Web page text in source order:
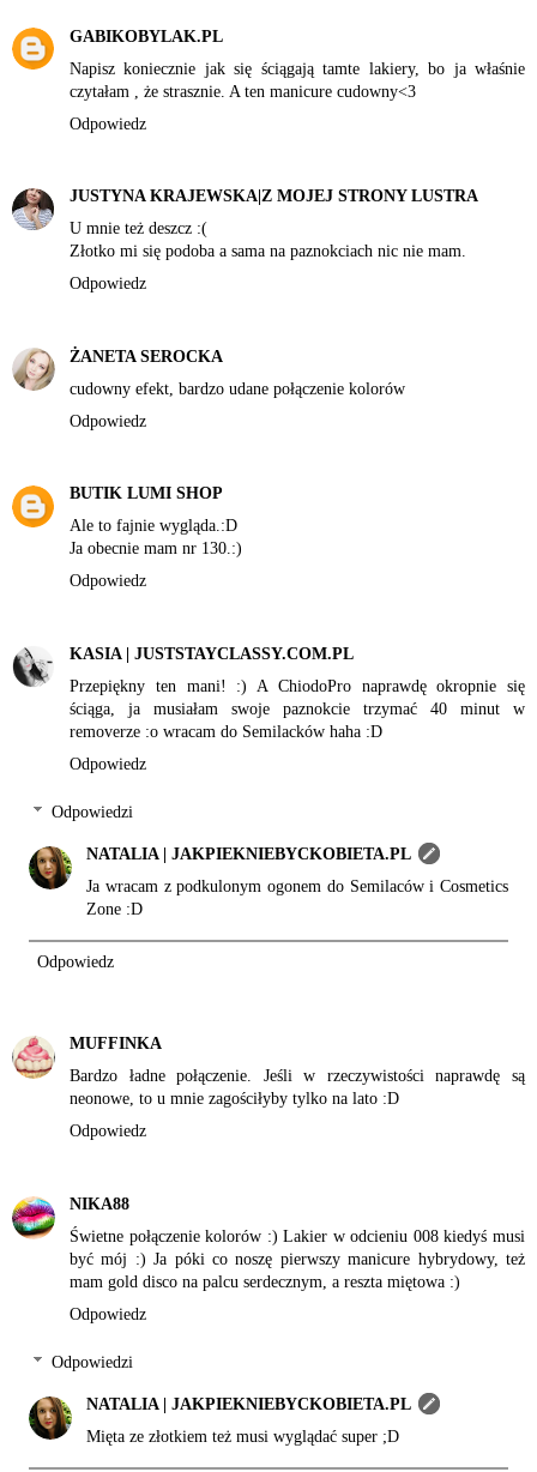
GABIKOBYLAK.PL
Napisz koniecznie jak się ściągają tamte lakiery, bo ja właśnie
czytałam , że strasznie. A ten manicure cudowny<3
Odpowiedz
JUSTYNA KRAJEWSKA|Z MOJEJ STRONY LUSTRA
U mnie też deszcz :(
Złotko mi się podoba a sama na paznokciach nic nie mam.
Odpowiedz
ŻANETA SEROCKA
cudowny efekt, bardzo udane połączenie kolorów
Odpowiedz
BUTIK LUMI SHOP
Ale to fajnie wygląda.:D
Ja obecnie mam nr 130.:)
Odpowiedz
KASIA | JUSTSTAYCLASSY.COM.PL
Przepiękny ten mani! :) A ChiodoPro naprawdę okropnie się
ściąga, ja musiałam swoje paznokcie trzymać 40 minut w
removerze :o wracam do Semilacków haha :D
Odpowiedz
Odpowiedzi
NATALIA | JAKPIEKNIEBYCKOBIETA.PL
Ja wracam z podkulonym ogonem do Semilaców i Cosmetics
Zone :D
Odpowiedz
MUFFINKA
Bardzo ładne połączenie. Jeśli w rzeczywistości naprawdę są
neonowe, to u mnie zagościłyby tylko na lato :D
Odpowiedz
NIKA88
Świetne połączenie kolorów :) Lakier w odcieniu 008 kiedyś musi
być mój :) Ja póki co noszę pierwszy manicure hybrydowy, też
mam gold disco na palcu serdecznym, a reszta miętowa :)
Odpowiedz
Odpowiedzi
NATALIA | JAKPIEKNIEBYCKOBIETA.PL
Mięta ze złotkiem też musi wyglądać super ;D